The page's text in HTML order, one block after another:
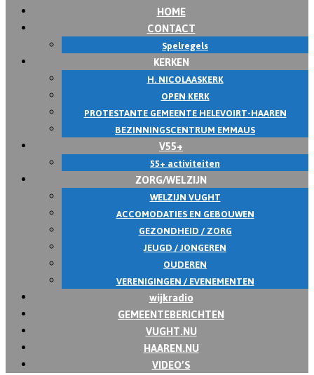
HOME
CONTACT
Spelregels
KERKEN
H. NICOLAASKERK
OPEN KERK
PROTESTANTE GEMEENTE HELEVOIRT-HAAREN
BEZINNINGSCENTRUM EMMAUS
V55+
55+ activiteiten
ZORG/WELZIJN
WELZIJN VUGHT
ACCOMODATIES EN GEBOUWEN
GEZONDHEID / ZORG
JEUGD / JONGEREN
OUDEREN
VERENIGINGEN / EVENEMENTEN
wijkradio
GEMEENTEBERICHTEN
VUGHT.NU
HAAREN.NU
VIDEO’S